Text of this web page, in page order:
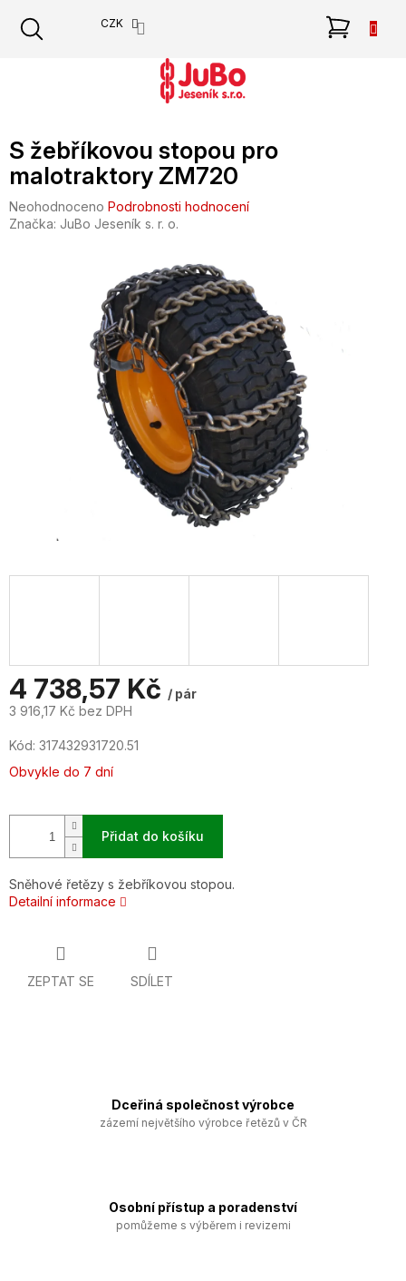
obsah
CZK
S žebříkovou stopou pro
malotraktory ZM720
Průměrné
hodnocení
Neohodnoceno Podrobnosti hodnocení
Značka: JuBo Jeseník s. r. o.
4 738,57 Kč / pár
3 916,17 Kč bez DPH
cena:
Kód: 317432931720.51
Obvykle do 7 dní
Přidat do košíku
Sněhové řetězy s žebříkovou stopou.
Detailní informace
ZEPTAT SE SDÍLET
Dceřiná společnost výrobce
zázemí největšího výrobce řetězů v ČR
Osobní přístup a poradenství
pomůžeme s výběrem i revizemi